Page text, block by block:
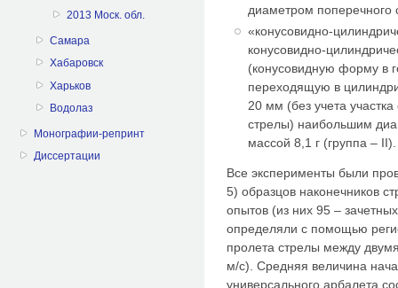
2013 Моск. обл.
Самара
Хабаровск
Харьков
Водолаз
Монографии-репринт
Диссертации
диаметром поперечного
«конусовидно-
конусовидно-
(конусовидную форму в
переходящую в
20 мм (без учета
стрелы) наибольшим
массой 8,1 г (группа – II).
Все эксперименты были
5) образцов наконечников
опытов (из них 95 –
определяли с помощью
пролета стрелы между
м/с). Средняя величина
универсального арбалета